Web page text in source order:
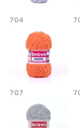
704
707